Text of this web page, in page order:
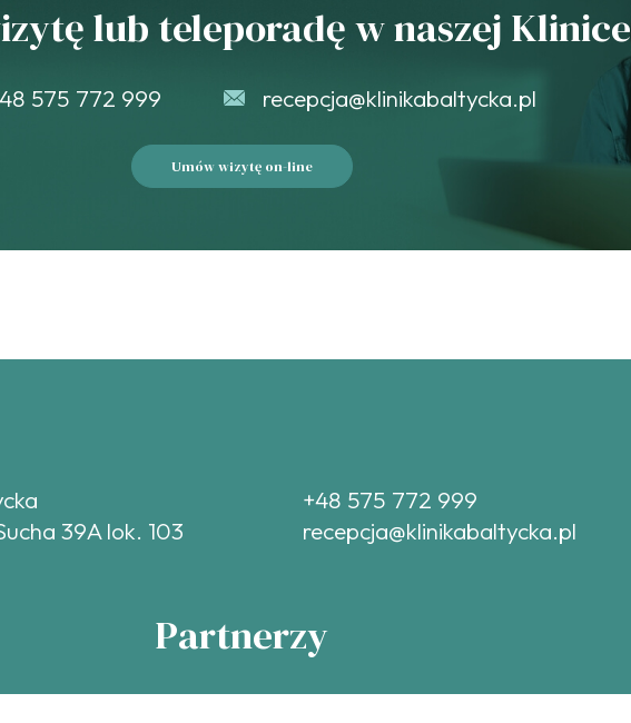
lub teleporadę w naszej Klinice
575 772 999 recepcja@klinikabaltycka.pl
Umów wizytę on-line
39A lok. 103
+48 575 772 999
recepcja@klinikabaltycka.pl
Partnerzy